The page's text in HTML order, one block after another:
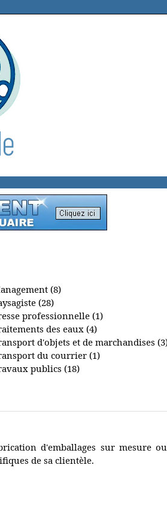
(8)
(28)
professionnelle (1)
des eaux (4)
d'objets et de marchandises
du courrier (1)
publics (18)
d'emballages sur mesure
de sa clientèle.